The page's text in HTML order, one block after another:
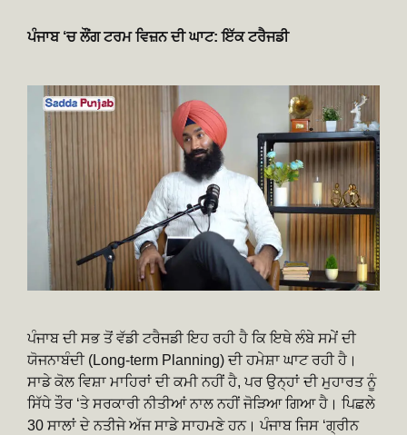
ਪੰਜਾਬ ‘ਚ ਲੌਂਗ ਟਰਮ ਵਿਜ਼ਨ ਦੀ ਘਾਟ: ਇੱਕ ਟਰੈਜਡੀ
ਪੰਜਾਬ ਦੀ ਸਭ ਤੋਂ ਵੱਡੀ ਟਰੈਜਡੀ ਇਹ ਰਹੀ ਹੈ ਕਿ ਇਥੇ ਲੰਬੇ ਸਮੇਂ ਦੀ
ਯੋਜਨਾਬੰਦੀ (Long-term Planning) ਦੀ ਹਮੇਸ਼ਾ ਘਾਟ ਰਹੀ ਹੈ।
ਸਾਡੇ ਕੋਲ ਵਿਸ਼ਾ ਮਾਹਿਰਾਂ ਦੀ ਕਮੀ ਨਹੀਂ ਹੈ, ਪਰ ਉਨ੍ਹਾਂ ਦੀ ਮੁਹਾਰਤ ਨੂੰ
ਸਿੱਧੇ ਤੌਰ ‘ਤੇ ਸਰਕਾਰੀ ਨੀਤੀਆਂ ਨਾਲ ਨਹੀਂ ਜੋੜਿਆ ਗਿਆ ਹੈ। ਪਿਛਲੇ
30 ਸਾਲਾਂ ਦੇ ਨਤੀਜੇ ਅੱਜ ਸਾਡੇ ਸਾਹਮਣੇ ਹਨ। ਪੰਜਾਬ ਜਿਸ ‘ਗ੍ਰੀਨ